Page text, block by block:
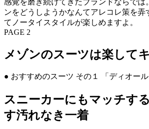
ンをどうしようかなんてアレコレ策を弄
てノータイスタイルが楽しめますよ。
PAGE 2
メゾンのスーツは楽して
● おすすめのスーツ その１ 「ディオー
スニーカーにもマッチす
す汚れなき一着